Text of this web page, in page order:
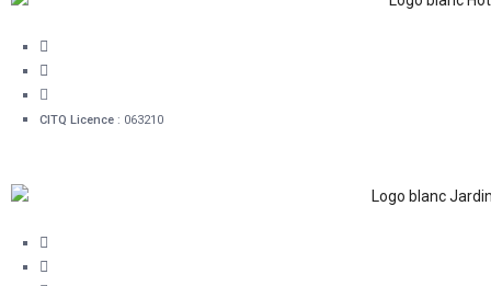
CITQ Licence : 063210